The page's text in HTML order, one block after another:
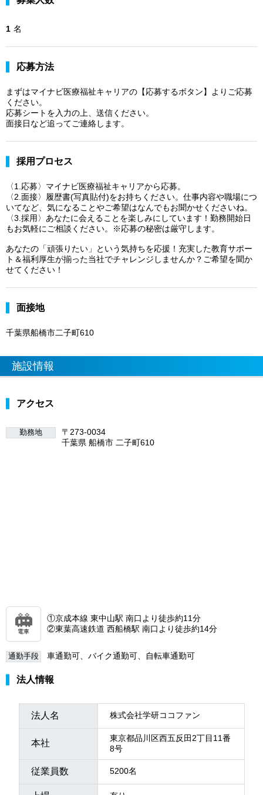
1 名
応募方法
まずはマイナビ医療福祉キャリアの【応募するボタン】よりご応募
ください。
応募シートを入力の上、送信ください。
面接日など追ってご連絡します。
採用プロセス
〈1.応募〉マイナビ医療福祉キャリアから応募。
〈2.面接〉履歴書(写真貼付)をお持ちください。仕事内容や職場につ
いてなど、気になることやご希望はなんでもお聞かせくださいね。
〈3.採用〉あなたに会えることを楽しみにしています！勤務開始日
もお気軽にご相談ください。※応募の秘密は厳守します。
あなたの「頑張りたい」という気持ちを応援！充実した教育サポー
ト＆福利厚生が揃った当社でチャレンジしませんか？ご希望を聞か
せてください！
面接地
千葉県船橋市二子町610
施設情報
アクセス
勤務地
〒273-0034
千葉県 船橋市 二子町610
電車
①京成本線 東中山駅 南口より徒歩約11分
②東葉高速鉄道 西船橋駅 南口より徒歩約14分
通勤手段 車通勤可、バイク通勤可、自転車通勤可
法人情報
法人名 株式会社学研ココファン
本社
東京都品川区西五反田2丁目11番
8号
従業員数 5200名